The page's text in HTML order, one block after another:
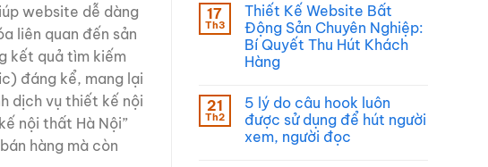
website dễ dàng
liên quan đến sản
kết quả tìm kiếm
đáng kể, mang lại
dịch vụ thiết kế nội
nội thất Hà Nội”
hàng mà còn
17
Th3
Thiết Kế Website Bất
Động Sản Chuyên Nghiệp:
Bí Quyết Thu Hút Khách
Hàng
21
Th2
5 lý do câu hook luôn
được sử dụng để hút người
xem, người đọc